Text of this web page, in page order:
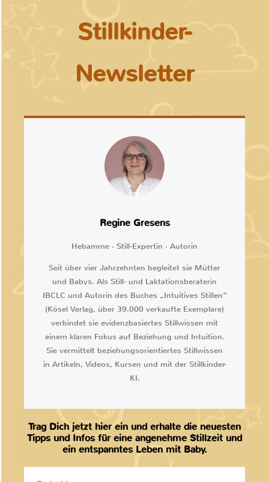
Stillkinder-
Newsletter
Regine Gresens
Hebamme · Still-Expertin · Autorin
Seit über vier Jahrzehnten begleitet sie Mütter
und Babys. Als Still- und Laktationsberaterin
IBCLC und Autorin des Buches „Intuitives Stillen“
(Kösel Verlag, über 39.000 verkaufte Exemplare)
verbindet sie evidenzbasiertes Stillwissen mit
einem klaren Fokus auf Beziehung und Intuition.
Sie vermittelt beziehungsorientiertes Stillwissen
in Artikeln, Videos, Kursen und mit der Stillkinder-
KI.
Trag Dich jetzt hier ein und erhalte die neuesten
Tipps und Infos für eine angenehme Stillzeit und
ein entspanntes Leben mit Baby.